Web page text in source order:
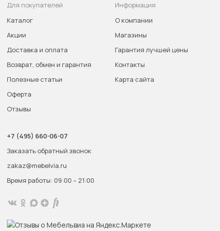
Для покупателей
Каталог
Акции
Доставка и оплата
Возврат, обмен и гарантия
Полезные статьи
Оферта
Отзывы
Информация
О компании
Магазины
Гарантия лучшей цены
Контакты
Карта сайта
+7 (495) 660-06-07
Заказать обратный звонок
zakaz@mebelvia.ru
Время работы: 09:00 – 21:00